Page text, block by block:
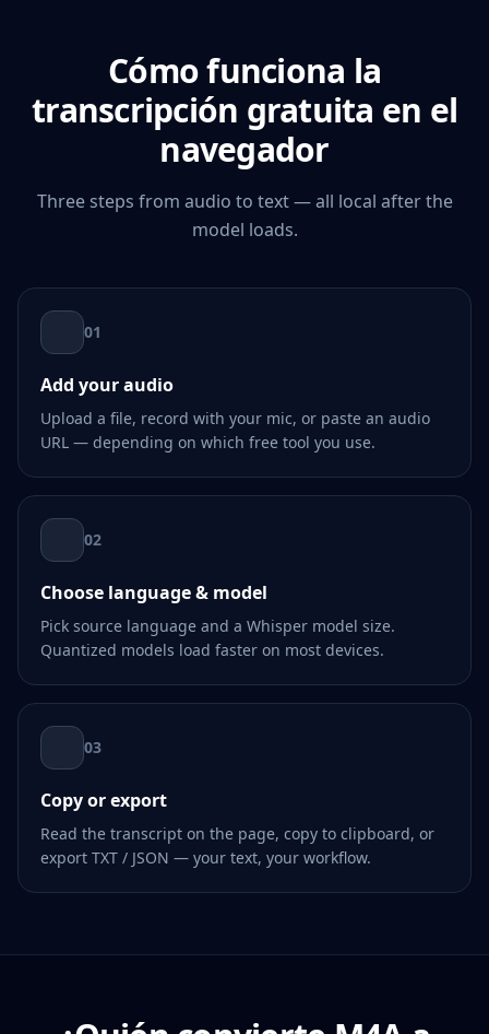
Cómo funciona la
transcripción gratuita en el
navegador
Three steps from audio to text — all local after the
model loads.
01
Add your audio
Upload a file, record with your mic, or paste an audio
URL — depending on which free tool you use.
02
Choose language & model
Pick source language and a Whisper model size.
Quantized models load faster on most devices.
03
Copy or export
Read the transcript on the page, copy to clipboard, or
export TXT / JSON — your text, your workflow.